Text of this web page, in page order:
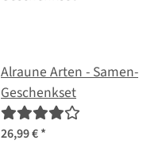
Alraune Arten - Samen-
Geschenkset
26,99 €*